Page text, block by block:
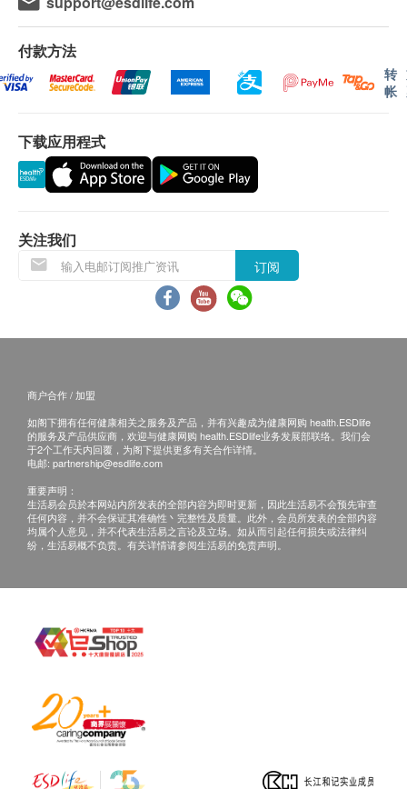
数十则临床研究证实，服用鱼油能显著改善关节疼
痛、僵硬，维持关节健康灵活。
and the treatment of rheumatoid arthritis: a meta-analysis. Arch Med
Res. 2012 Jul;43(5):356-62. doi: 10.1016/j.arcmed.2012.06.011.
Epub 2012 Jul 24. PMID: 22835600.
3. 有助稳定情绪
一则文献统合分析指出，omega-3多元不饱和脂肪酸
对于焦虑忧郁情绪具有正面辅助的效果。
[3] Liao Y, Xie B, Zhang H, He Q, Guo L, Subramanieapillai M, Fan B,
7;11(1):465. PMID: 31383846; PMCID: PMC6683166.
4. 有助于婴儿大脑发展[4] [5]
怀孕期间omega-3的摄取对于胎儿发育非常重要，特
别在妊娠晚期（怀孕28周至40周），DHA会大量聚集
于脑部及视网膜，对于正常发展有决定性的影响力。
的胎儿在问题解决测试能得到较高分数。另一项试验
omega-3幼儿在2岁时的手眼协调力测试分数明显较
佳。
docosahexaenoic acid-containing functional food during pregnancy:
benefit for infant performance on problem-solving but not on
Jun;85(6):1572-7. doi: 10.1093/ajcn/85.6.1572. PMID: 17556695.
电邮通知顾客再作安排出货事宜。
保用條款：
货品质量保证，于顾客收到产品当日起计，食用期
退换条款：
当顾客收取已订购之货品时，有责任检查货品是否
有损毁情况，一经确认签收，恕不接受退换。
或过期退回，供应商有权不受理。
如有其他损坏或遗漏查询，顾客必须保留有效收据
正本，并于送收货后3个工作天内按下列方式联络
(热线/Whatsapp：8108 2733) 客户服务部跟进。
英文译本仅供参考，文义如与中文版有歧异，概以
付款方法
转
帐
下载应用程式
关注我们
订阅
商户合作 / 加盟
如阁下拥有任何健康相关之服务及产品，并有兴趣成为健康网购 health.ESDlife
的服务及产品供应商，欢迎与健康网购 health.ESDlife业务发展部联络。我们会
于2个工作天内回覆，为阁下提供更多有关合作详情。
电邮: partnership@esdlife.com
重要声明：
生活易会员於本网站内所发表的全部内容为即时更新，因此生活易不会预先审查
任何内容，并不会保证其准确性丶完整性及质量。此外，会员所发表的全部内容
均属个人意见，并不代表生活易之言论及立场。如从而引起任何损失或法律纠
纷，生活易概不负责。有关详情请参阅生活易的免责声明。